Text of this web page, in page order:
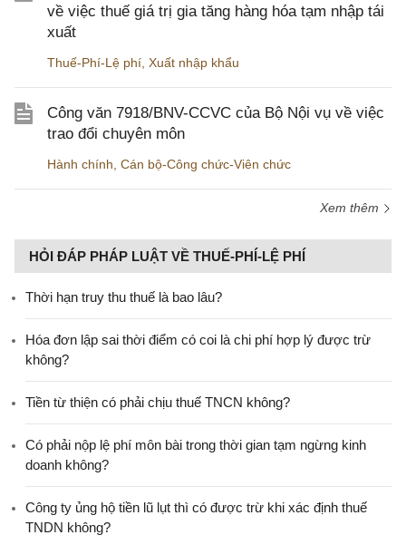
về việc thuế giá trị gia tăng hàng hóa tạm nhập tái
xuất
Thuế-Phí-Lệ phí Xuất nhập khẩu
Công văn 7918/BNV-CCVC của Bộ Nội vụ về việc
trao đổi chuyên môn
Hành chính Cán bộ-Công chức-Viên chức
Xem thêm
HỎI ĐÁP PHÁP LUẬT VỀ THUẾ-PHÍ-LỆ PHÍ
Thời hạn truy thu thuế là bao lâu?
Hóa đơn lập sai thời điểm có coi là chi phí hợp lý được trừ
không?
Tiền từ thiện có phải chịu thuế TNCN không?
Có phải nộp lệ phí môn bài trong thời gian tạm ngừng kinh
doanh không?
Công ty ủng hộ tiền lũ lụt thì có được trừ khi xác định thuế
TNDN không?